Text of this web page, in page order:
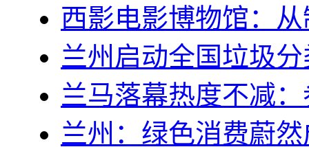
西影电影博物馆：从
兰州启动全国垃圾
兰马落幕热度不减
兰州：绿色消费蔚